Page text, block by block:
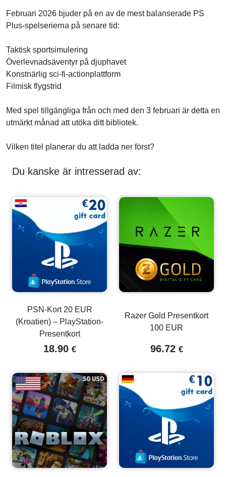
Februari 2026 bjuder på en av de mest balanserade PS
Plus-spelserierna på senare tid:
Taktisk sportsimulering
Överlevnadsäventyr på djuphavet
Konstnärlig sci-fi-actionplattform
Filmisk flygstrid
Med spel tillgängliga från och med den 3 februari är detta en
utmärkt månad att utöka ditt bibliotek.
Vilken titel planerar du att ladda ner först?
Du kanske är intresserad av:
PSN-Kort 20 EUR
(Kroatien) – PlayStation-
Presentkort
18.90 €
Razer Gold Presentkort
100 EUR
96.72 €